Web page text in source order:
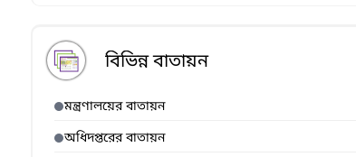
বিভিন্ন বাতায়ন
মন্ত্রণালয়ের বাতায়ন
অধিদপ্তরের বাতায়ন